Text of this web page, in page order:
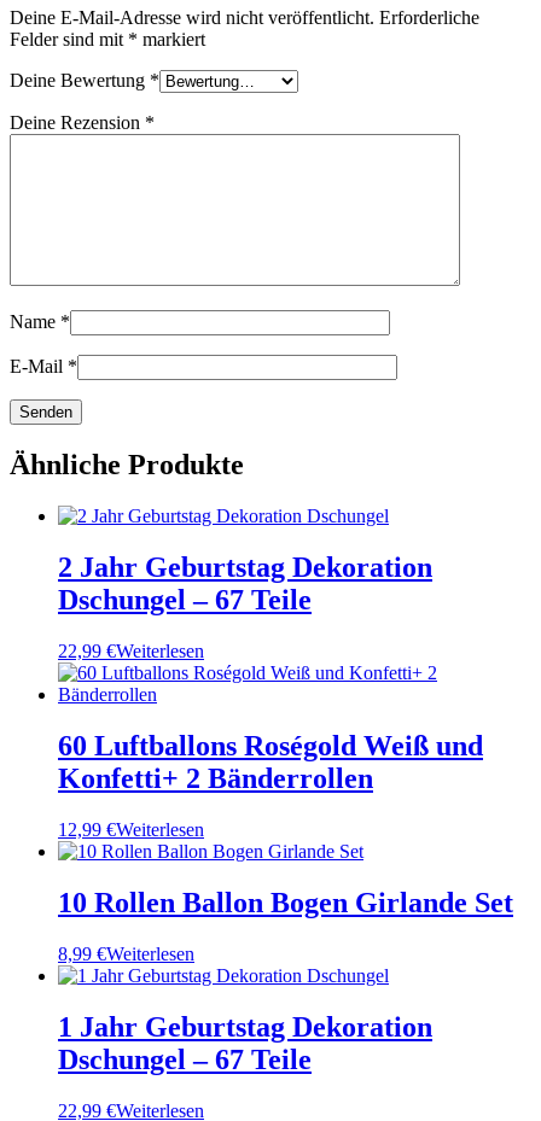
Deine E-Mail-Adresse wird nicht veröffentlicht. Erforderliche
Felder sind mit * markiert
Deine Bewertung *
Deine Rezension *
Name *
E-Mail *
Ähnliche Produkte
2 Jahr Geburtstag Dekoration
Dschungel – 67 Teile
22,99 €Weiterlesen
60 Luftballons Roségold Weiß und
Konfetti+ 2 Bänderrollen
12,99 €Weiterlesen
10 Rollen Ballon Bogen Girlande Set
8,99 €Weiterlesen
1 Jahr Geburtstag Dekoration
Dschungel – 67 Teile
22,99 €Weiterlesen